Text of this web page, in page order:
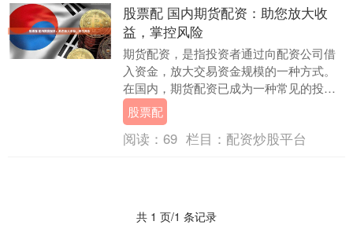
股票配 国内期货配资：助您放大收
益，掌控风险
期货配资，是指投资者通过向配资公司借
入资金，放大交易资金规模的一种方式。
在国内，期货配资已成为一种常见的投资
手段，为投资者提供了放大收益和掌控风
险的双重优势。 ....
股票配
阅读： 69 栏目： 配资炒股平台
共 1 页/1 条记录